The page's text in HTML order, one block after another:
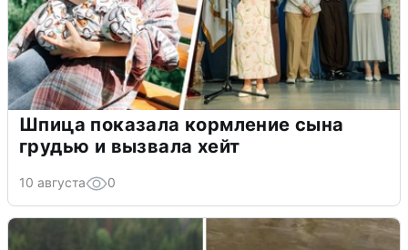
Шпица показала кормление сына
грудью и вызвала хейт
10 августа 0